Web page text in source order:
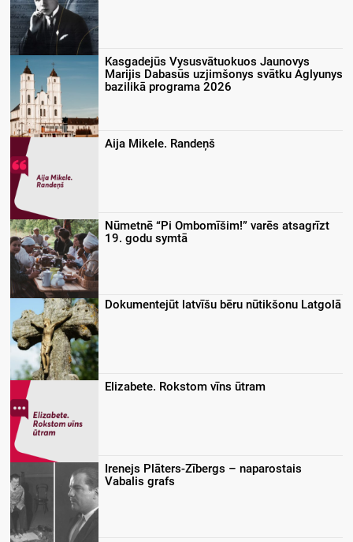
Kasgadejūs Vysusvātuokuos Jaunovys
Marijis Dabasūs uzjimšonys svātku Aglyunys
bazilikā programa 2026
Aija Mikele. Randeņš
Nūmetnē “Pi Ombomīšim!” varēs atsagrīzt
19. godu symtā
Dokumentejūt latvīšu bēru nūtikšonu Latgolā
Elizabete. Rokstom vīns ūtram
Irenejs Plāters-Zībergs – naparostais
Vabalis grafs